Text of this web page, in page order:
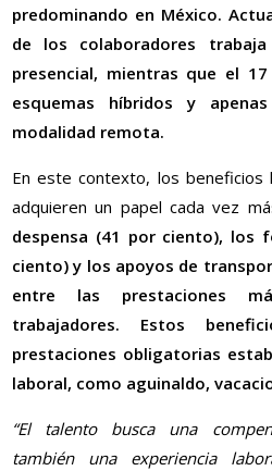
predominando en México.
de los colaboradores
presencial, mientras que el
esquemas híbridos y
modalidad remota.
En este contexto, los beneficios
adquieren un papel cada vez
despensa (41 por ciento), los
ciento) y los apoyos de
entre las prestaciones
trabajadores. Estos
prestaciones obligatorias
laboral, como aguinaldo,
“El talento busca una
también una experiencia